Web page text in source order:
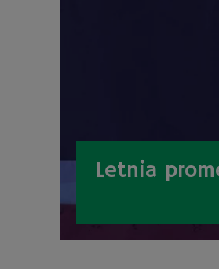
Letnia